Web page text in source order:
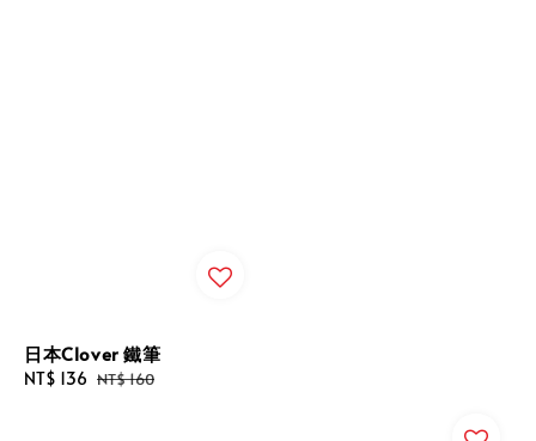
日本Clover 鐵筆
Sale
NT$ 136 Regular
NT$ 160